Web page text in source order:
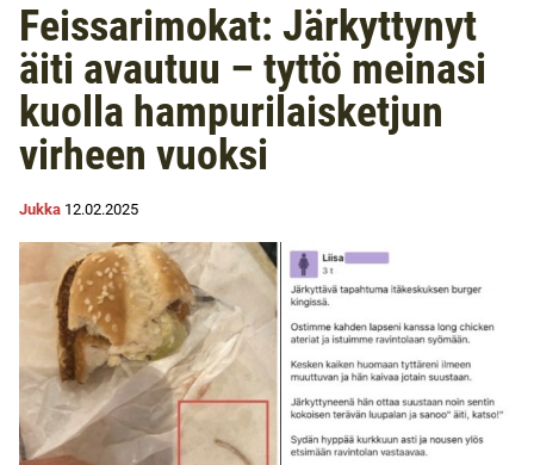
Feissarimokat: Järkyttynyt
äiti avautuu – tyttö meinasi
kuolla hampurilaisketjun
virheen vuoksi
Jukka 12.02.2025